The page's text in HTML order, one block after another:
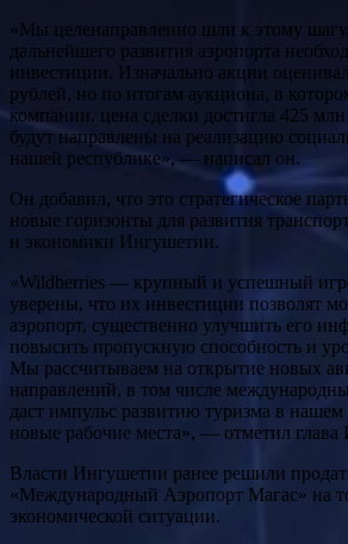
«Мы целенаправленно шли к этому
дальнейшего развития аэропорта
инвестиции. Изначально акции
рублей, но по итогам аукциона, в
компании, цена сделки достигла 425
будут направлены на реализацию
нашей республике», — написал он.
Он добавил, что это стратегическое
новые горизонты для развития
и экономики Ингушетии.
«Wildberries — крупный и успешный
уверены, что их инвестиции позволят
аэропорт, существенно улучшить его
повысить пропускную способность и
Мы рассчитываем на открытие новых
направлений, в том числе
даст импульс развитию туризма в нашем
новые рабочие места», — отметил
Власти Ингушетии ранее решили
«Международный Аэропорт Магас» на
экономической ситуации.